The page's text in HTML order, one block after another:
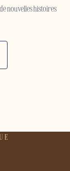
nouvelles histoires